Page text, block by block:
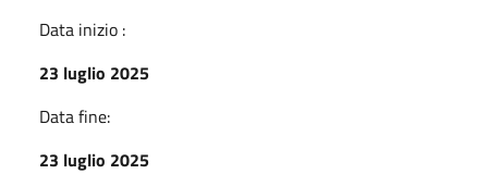
Data inizio :
23 luglio 2025
Data fine:
23 luglio 2025